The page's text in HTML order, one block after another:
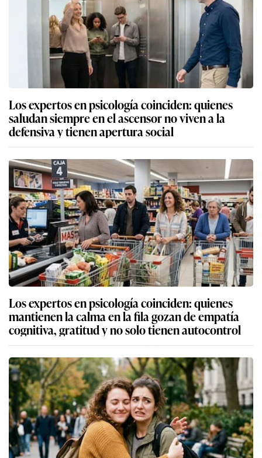
Los expertos en psicología coinciden: quienes
saludan siempre en el ascensor no viven a la
defensiva y tienen apertura social
Los expertos en psicología coinciden: quienes
mantienen la calma en la fila gozan de empatía
cognitiva, gratitud y no solo tienen autocontrol